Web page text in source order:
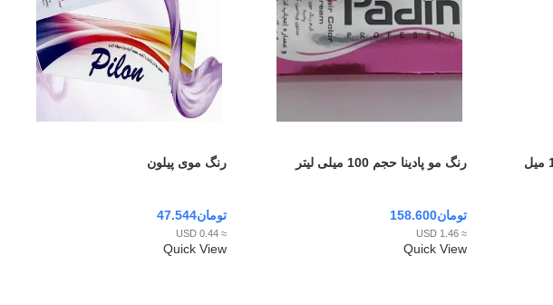
رنگ مو پادینا حجم 100 میلی لیتر
تومان158.600
≈ 1.46 USD
Quick View
رنگ موی پیلون
تومان47.544
≈ 0.44 USD
Quick View